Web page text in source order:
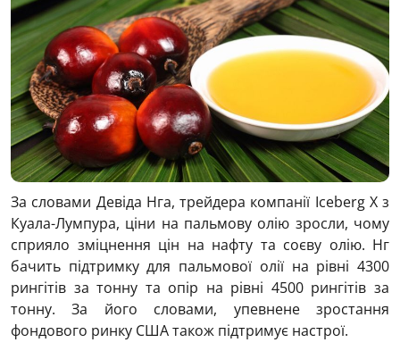
За словами Девіда Нга, трейдера компанії Iceberg X з
Куала-Лумпура, ціни на пальмову олію зросли, чому
сприяло зміцнення цін на нафту та соєву олію. Нг
бачить підтримку для пальмової олії на рівні 4300
рингітів за тонну та опір на рівні 4500 рингітів за
тонну. За його словами, упевнене зростання
фондового ринку США також підтримує настрої.